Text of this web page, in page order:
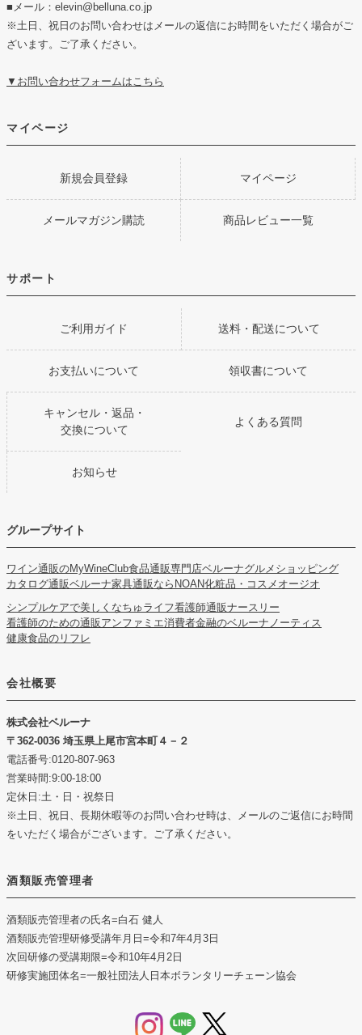
■メール：elevin@belluna.co.jp
※土日、祝日のお問い合わせはメールの返信にお時間をいただく場合がご
ざいます。ご了承ください。
▼お問い合わせフォームはこちら
マイページ
新規会員登録 マイページ
メールマガジン購読 商品レビュー一覧
サポート
ご利用ガイド 送料・配送について
お支払いについて 領収書について
キャンセル・返品・
交換について
よくある質問
お知らせ
グループサイト
ワイン通販のMyWineClub食品通販専門店ベルーナグルメショッピング
カタログ通販ベルーナ家具通販ならNOAN化粧品・コスメオージオ
シンプルケアで美しくなちゅライフ看護師通販ナースリー
看護師のための通販アンファミエ消費者金融のベルーナノーティス
健康食品のリフレ
会社概要
株式会社ベルーナ
362-0036 埼玉県上尾市宮本町４－２
電話番号:0120-807-963
営業時間:9:00-18:00
定休日:土・日・祝祭日
※土日、祝日、長期休暇等のお問い合わせ時は、メールのご返信にお時間
をいただく場合がございます。ご了承ください。
酒類販売管理者
酒類販売管理者の氏名=白石 健人
酒類販売管理研修受講年月日 =令和7年4月3日
次回研修の受講期限=令和10年4月2日
研修実施団体名=一般社団法人日本ボランタリーチェーン協会